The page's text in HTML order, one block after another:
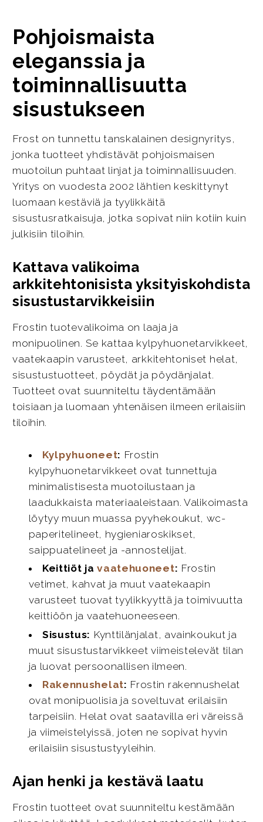
Pohjoismaista
eleganssia ja
toiminnallisuutta
sisustukseen
Frost on tunnettu tanskalainen designyritys,
jonka tuotteet yhdistävät pohjoismaisen
muotoilun puhtaat linjat ja toiminnallisuuden.
Yritys on vuodesta 2002 lähtien keskittynyt
luomaan kestäviä ja tyylikkäitä
sisustusratkaisuja, jotka sopivat niin kotiin kuin
julkisiin tiloihin.
Kattava valikoima
arkkitehtonisista yksityiskohdista
sisustustarvikkeisiin
Frostin tuotevalikoima on laaja ja
monipuolinen. Se kattaa kylpyhuonetarvikkeet,
vaatekaapin varusteet, arkkitehtoniset helat,
sisustustuotteet, pöydät ja pöydänjalat.
Tuotteet ovat suunniteltu täydentämään
toisiaan ja luomaan yhtenäisen ilmeen erilaisiin
tiloihin.
Kylpyhuoneet: Frostin
kylpyhuonetarvikkeet ovat tunnettuja
minimalistisesta muotoilustaan ja
laadukkaista materiaaleistaan. Valikoimasta
löytyy muun muassa pyyhekoukut, wc-
paperitelineet, hygieniaroskikset,
saippuatelineet ja -annostelijat.
Keittiöt javaatehuoneet: Frostin
vetimet, kahvat ja muut vaatekaapin
varusteet tuovat tyylikkyyttä ja toimivuutta
keittiöön ja vaatehuoneeseen.
Sisustus: Kynttilänjalat, avainkoukut ja
muut sisustustarvikkeet viimeistelevät tilan
ja luovat persoonallisen ilmeen.
Rakennushelat: Frostin rakennushelat
ovat monipuolisia ja soveltuvat erilaisiin
tarpeisiin. Helat ovat saatavilla eri väreissä
ja viimeistelyissä, joten ne sopivat hyvin
erilaisiin sisustustyyleihin.
Ajan henki ja kestävä laatu
Frostin tuotteet ovat suunniteltu kestämään